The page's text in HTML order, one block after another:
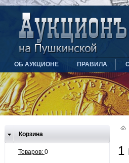
ОБ АУКЦИОНЕ ПРАВИЛА
Корзина
Товаров: 0
1